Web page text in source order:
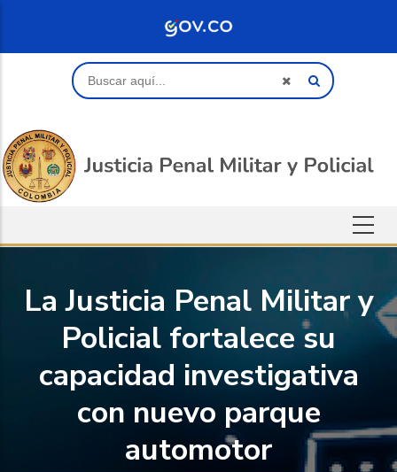
Buscar
La Justicia Penal Militar y
Policial fortalece su
capacidad investigativa
con nuevo parque
automotor